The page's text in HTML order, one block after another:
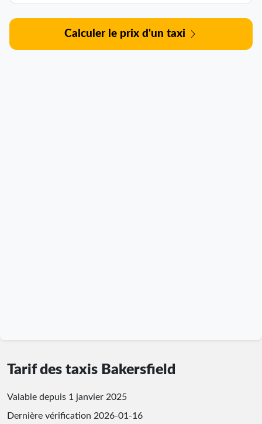
Calculer le prix d'un taxi
Tarif des taxis Bakersfield
Valable depuis 1 janvier 2025
Dernière vérification 2026-01-16